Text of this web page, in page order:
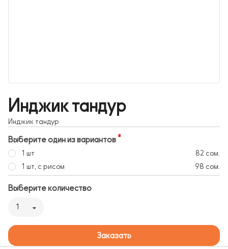
Инджик тандур
Инджик тандур
Выберите один из вариантов
1 шт
82 сом.
1 шт, с рисом
98 сом.
Выберите количество
1
Заказать